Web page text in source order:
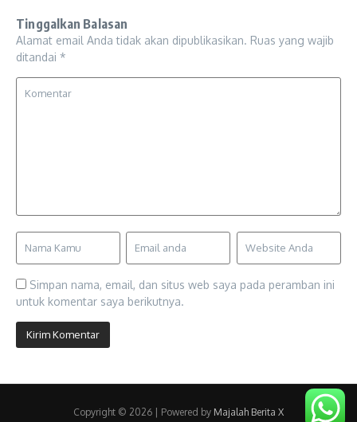
Tinggalkan Balasan
Alamat email Anda tidak akan dipublikasikan. Ruas yang wajib
ditandai *
Simpan nama, email, dan situs web saya pada peramban ini
untuk komentar saya berikutnya.
Copyright © 2026 | Powered by Majalah Berita X